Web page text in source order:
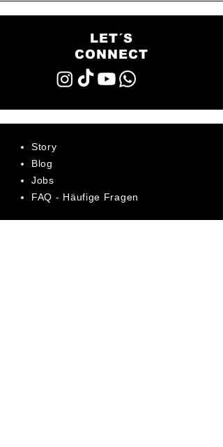
LET´S
CONNECT
Story
Blog
Jobs
FAQ - Häufige Fragen